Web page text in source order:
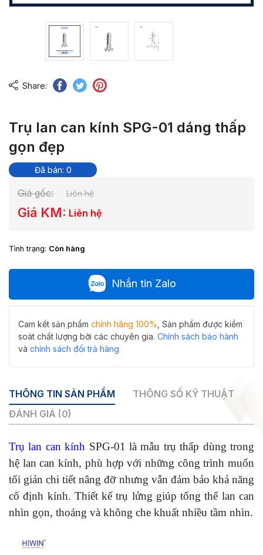
Share:
Trụ lan can kính SPG-01 dáng thấp
gọn đẹp
Đã bán: 0
Giá gốc: Liên hệ
Giá KM: Liên hệ
Tình trạng: Còn hàng
Nhắn tin Zalo
Cam kết sản phẩm chính hãng 100% , Sản phẩm được kiểm
soát chất lượng bởi các chuyên gia. Chính sách bảo hành
và chính sách đổi trả hàng
THÔNG TIN SẢN PHẨM
THÔNG SỐ KỸ THUẬT
ĐÁNH GIÁ (0)
Trụ lan can kính SPG-01 là mẫu trụ thấp dùng trong
hệ lan can kính, phù hợp với những công trình muốn
tối giản chi tiết nâng đỡ nhưng vẫn đảm bảo khả năng
cố định kính. Thiết kế trụ lửng giúp tổng thể lan can
nhìn gọn, thoáng và không che khuất nhiều tầm nhìn.